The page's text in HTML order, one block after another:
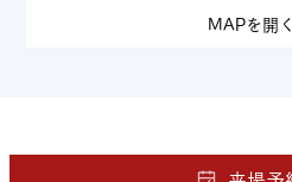
MAPを開く